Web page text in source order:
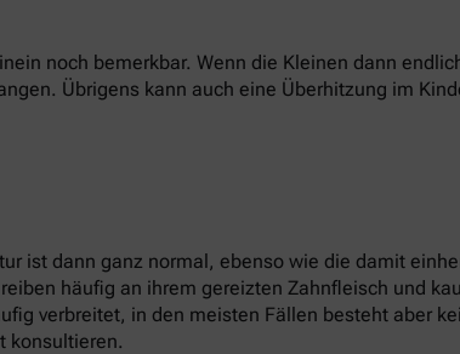
noch bemerkbar. Wenn die Kleinen dann
Übrigens kann auch eine Überhitzung im
ist dann ganz normal, ebenso wie die damit
häufig an ihrem gereizten Zahnfleisch und
verbreitet, in den meisten Fällen besteht aber
konsultieren.